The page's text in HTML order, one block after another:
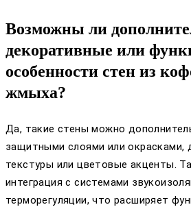
Возможны ли
декоративные или
особенности стен из
жмыха?
Да, такие стены можно
защитными слоями или окрасками,
текстуры или цветовые акценты.
интеграция с системами
терморегуляции, что расширяет